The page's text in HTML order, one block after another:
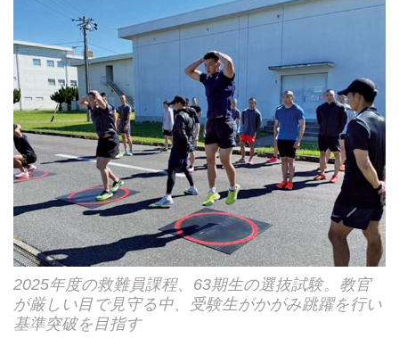
2025年度の救難員課程、63期生の選抜試験。教官
が厳しい目で見守る中、受験生がかがみ跳躍を行い
基準突破を目指す